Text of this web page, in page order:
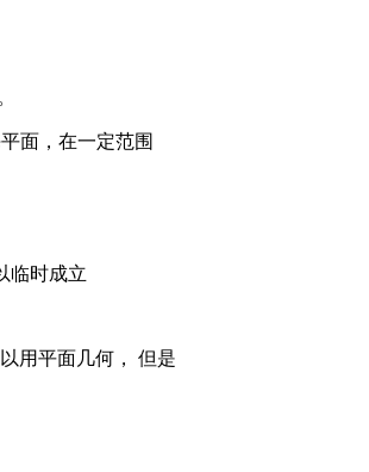
面，在一定范围
临时成立
用平面几何， 但是